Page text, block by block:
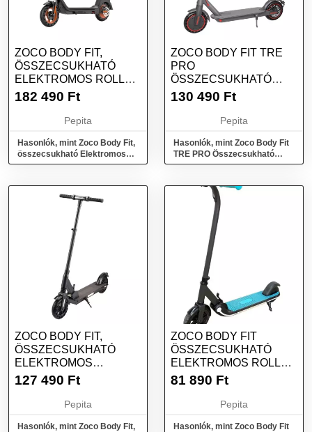
ZOCO BODY FIT,
ÖSSZECSUKHATÓ
ELEKTROMOS ROLLER
TRE PRO H10, 500W...
182 490 Ft
Pepita
Hasonlók, mint Zoco Body Fit,
összecsukható Elektromos
roller TRE PRO H10, 500w...
ZOCO BODY FIT TRE
PRO
ÖSSZECSUKHATÓ
ELEKTROMOS
130 490 Ft
Pepita
Hasonlók, mint Zoco Body Fit
TRE PRO Összecsukható
elektromos roller, 350W,
ZOCO BODY FIT,
ÖSSZECSUKHATÓ
ELEKTROMOS
ROLLER, X8 PRO,
127 490 Ft
Pepita
Hasonlók, mint Zoco Body Fit,
ZOCO BODY FIT
ÖSSZECSUKHATÓ
ELEKTROMOS ROLLER
GYEREKEKNEK, TRE
81 890 Ft
Pepita
Hasonlók, mint Zoco Body Fit